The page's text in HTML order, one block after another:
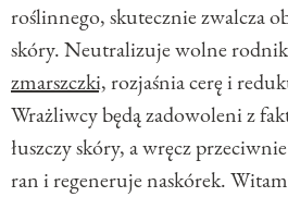
roślinnego, skutecznie zwalcza
skóry. Neutralizuje wolne
zmarszczki,rozjaśnia cerę i
Wrażliwcy będą zadowoleni z
łuszczy skóry, a wręcz
ran i regeneruje naskórek.